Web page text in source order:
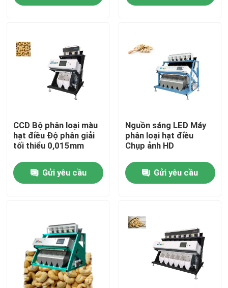
Về chúng tôi
Tham quan nhà máy
Kiểm soát chất lượng
Tin tức
máy phân loại màu gạo
máy phân loại màu hạt
CCD Bộ phân loại màu
hạt điều Độ phân giải
tối thiểu 0,015mm
Gửi yêu cầu
Nguồn sáng LED Máy
phân loại hạt điều
Chụp ảnh HD
Gửi yêu cầu